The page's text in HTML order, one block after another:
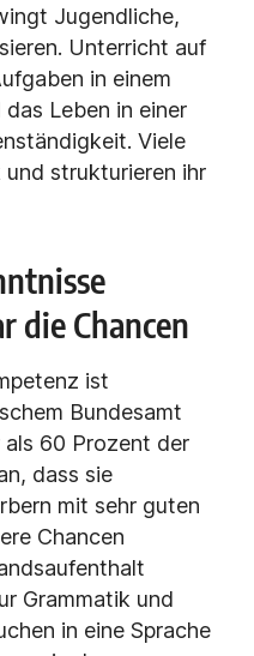
Jugendliche,
Unterricht auf
in einem
Leben in einer
Viele
strukturieren ihr
die Chancen
ist
Bundesamt
60 Prozent der
dass sie
mit sehr guten
Chancen
Grammatik und
in eine Sprache